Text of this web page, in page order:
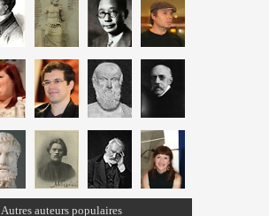
Autres auteurs populaires